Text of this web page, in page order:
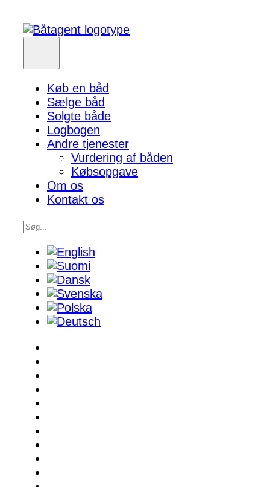
Køb en båd
Sælge båd
Solgte både
Logbogen
Andre tjenester
Vurdering af båden
Købsopgave
Om os
Kontakt os